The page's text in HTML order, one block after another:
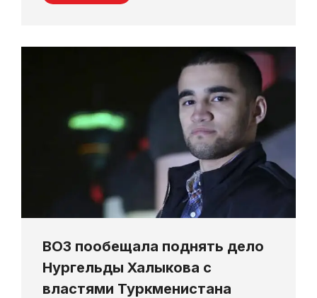
ВОЗ пообещала поднять дело
Нургельды Халыкова с
властями Туркменистана